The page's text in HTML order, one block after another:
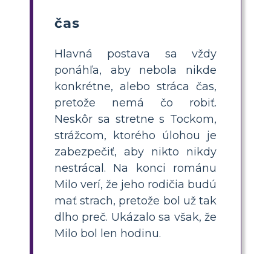
čas
Hlavná postava sa vždy
ponáhľa, aby nebola nikde
konkrétne, alebo stráca čas,
pretože nemá čo robiť.
Neskôr sa stretne s Tockom,
strážcom, ktorého úlohou je
zabezpečiť, aby nikto nikdy
nestrácal. Na konci románu
Milo verí, že jeho rodičia budú
mať strach, pretože bol už tak
dlho preč. Ukázalo sa však, že
Milo bol len hodinu.